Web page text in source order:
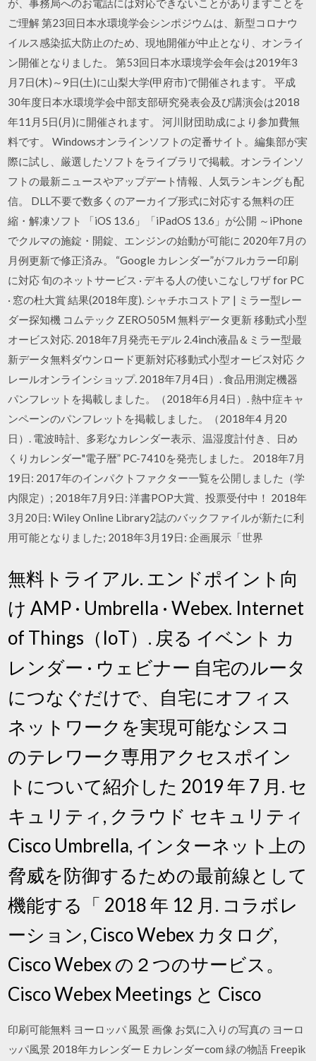
が、事務局へのお電話には対応できないことがありますことを
ご理解 第23回日本水環境学会シンポジウムは、新型コロナウ
イルス感染拡大防止のため、現地開催が中止となり、オンライ
ン開催となりました。 第53回日本水環境学会年会は2019年3
月7日(木)～9日(土)に山梨大学(甲府市)で開催されます。 平成
30年度日本水環境学会中部支部研究発表会及び講演会は2018
年11月5日(月)に開催されます。 河川財団助成により参加費無
料です。 Windowsオンラインソフトの定番サイト。編集部が実
際に試し、厳選したソフトをライブラリで掲載。オンラインソ
フトの最新ニュースやアップデート情報、人気ランキングも配
信。 DLL不要で数多くのアーカイブ形式に対応する無料の圧
縮・解凍ソフト 「iOS 13.6」「iPadOS 13.6」が公開 ～iPhone
でクルマの施錠・開錠、エンジンの始動が可能に 2020年7月の
月例更新で修正済み。 “Google カレンダー”がフルカラー印刷
に対応 旬のネットサービス · デキる人の使いこなしワザ for PC
· 窓の杜大賞 結果(2018年度). シャチホコストア | ミラー型レー
ダー探知機 コムテック ZERO505M 無料データ更新 移動式小型
オービス対応. 2018年7月発売モデル 2.4inch液晶＆ミラー型最
新データ無料ダウンロード更新対応移動式小型オービス対応 ク
レールオンラインショップ. 2018年7月4日）. 食品用測定機器
パンフレットを掲載しました。（2018年6月4日）. 熱中症キャ
ンペーンのパンフレットを掲載しました。（2018年4 月20
日）. 電波時計、多彩なカレンダー表示、温湿度計付き、日め
くりカレンダー"電子暦” PC-7410を発売しました。 2018年7月
19日: 2017年のインパクトファクター一覧を公開しました（学
内限定）; 2018年7月9日: 洋書POP大賞、投票受付中！ 2018年
3月20日: Wiley Online Library2誌のバックファイルが新たに利
用可能となりました; 2018年3月19日: 企画展示「世界
無料トライアル. エンドポイント向
け AMP · Umbrella · Webex. Internet
of Things（IoT）. 戻る イベント カ
レンダー · ウェビナー 自宅のルータ
につなぐだけで、自宅にオフィス
ネットワークを実現可能なシスコ
のテレワーク専用アクセスポイン
トについて紹介した 2019 年 7 月. セ
キュリティ, クラウド セキュリティ
Cisco Umbrella, インターネット上の
脅威を防御するための最前線として
機能する「 2018 年 12 月. コラボレ
ーション, Cisco Webex カタログ,
Cisco Webex の２つのサービス。
Cisco Webex Meetings と Cisco
印刷可能無料 ヨーロッパ 風景 画像 お気に入りの写真の ヨーロ
ッパ風景 2018年カレンダー E カレンダーcom 緑の物語 Freepik